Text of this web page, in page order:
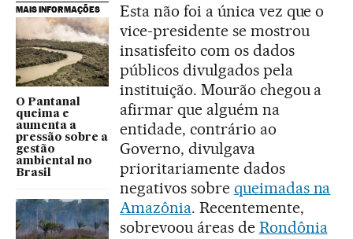
MAIS INFORMAÇÕES
O Pantanal
queima e
aumenta a
pressão sobre a
gestão
ambiental no
Brasil
Esta não foi a única vez que o
vice-presidente se mostrou
insatisfeito com os dados
públicos divulgados pela
instituição. Mourão chegou a
afirmar que alguém na
entidade, contrário ao
Governo, divulgava
prioritariamente dados
negativos sobre queimadas na
Amazônia. Recentemente,
sobrevoou áreas de Rondônia